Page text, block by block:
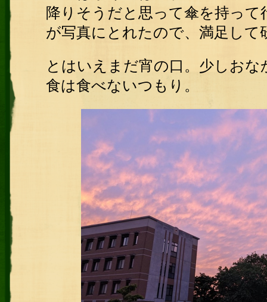
降りそうだと思って傘を持っ
が写真にとれたので、満足して
とはいえまだ宵の口。少しお
食は食べないつもり。